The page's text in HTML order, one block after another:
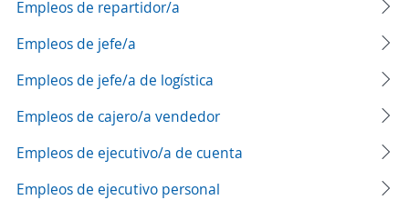
Empleos de repartidor/a
Empleos de jefe/a
Empleos de jefe/a de logística
Empleos de cajero/a vendedor
Empleos de ejecutivo/a de cuenta
Empleos de ejecutivo personal